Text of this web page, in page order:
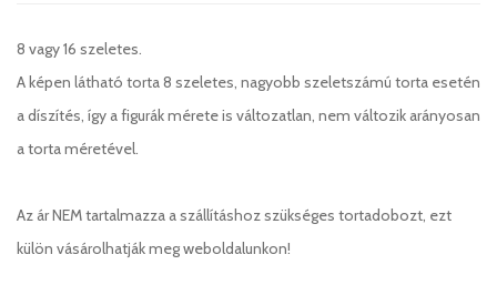
8 vagy 16 szeletes.
A képen látható torta 8 szeletes, nagyobb szeletszámú torta esetén
a díszítés, így a figurák mérete is változatlan, nem változik arányosan
a torta méretével.
Az ár NEM tartalmazza a szállításhoz szükséges tortadobozt, ezt
külön vásárolhatják meg weboldalunkon!